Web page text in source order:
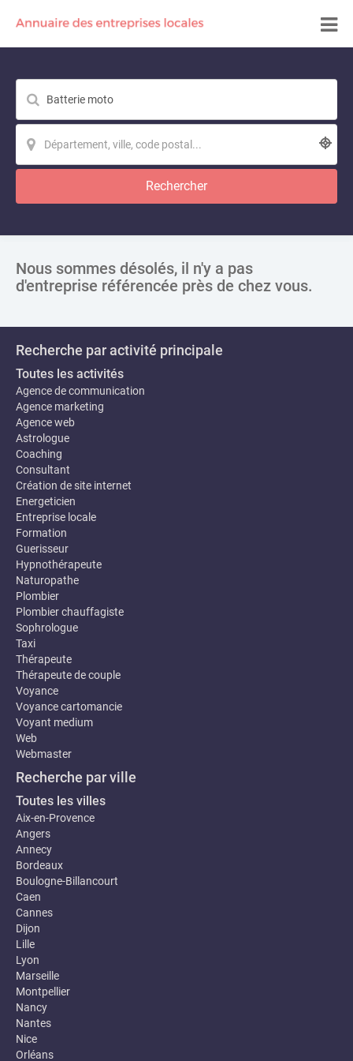
Rechercher
Nous sommes désolés, il n'y a pas
d'entreprise référencée près de chez vous.
Recherche par activité principale
Toutes les activités
Agence de communication
Agence marketing
Agence web
Astrologue
Coaching
Consultant
Création de site internet
Energeticien
Entreprise locale
Formation
Guerisseur
Hypnothérapeute
Naturopathe
Plombier
Plombier chauffagiste
Sophrologue
Taxi
Thérapeute
Thérapeute de couple
Voyance
Voyance cartomancie
Voyant medium
Web
Webmaster
Recherche par ville
Toutes les villes
Aix-en-Provence
Angers
Annecy
Bordeaux
Boulogne-Billancourt
Caen
Cannes
Dijon
Lille
Lyon
Marseille
Montpellier
Nancy
Nantes
Nice
Orléans